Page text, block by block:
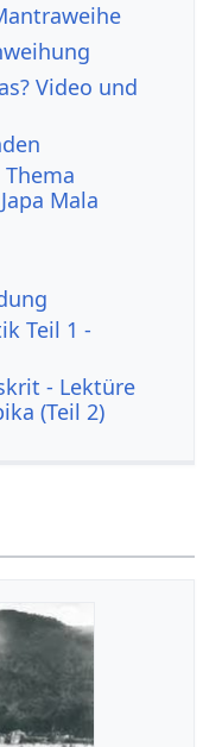
Video und
Mala
Teil 1 -
- Lektüre
(Teil 2)